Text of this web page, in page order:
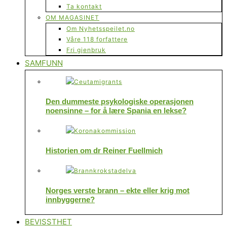
Ta kontakt
OM MAGASINET
Om Nyhetsspeilet.no
Våre 118 forfattere
Fri gjenbruk
SAMFUNN
Den dummeste psykologiske operasjonen
noensinne – for å lære Spania en lekse?
Historien om dr Reiner Fuellmich
Norges verste brann – ekte eller krig mot
innbyggerne?
BEVISSTHET